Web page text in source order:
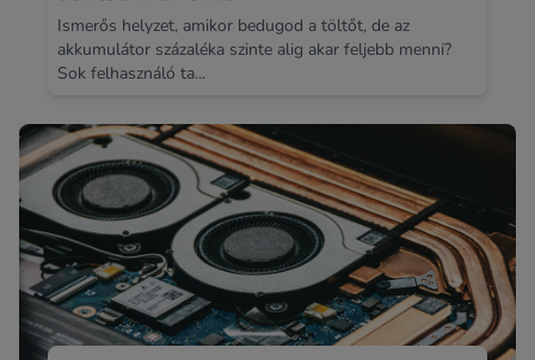
Ismerős helyzet, amikor bedugod a töltőt, de az
akkumulátor százaléka szinte alig akar feljebb menni?
Sok felhasználó ta...